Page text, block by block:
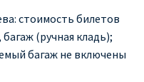
стоимость билетов
(ручная кладь);
багаж не включены